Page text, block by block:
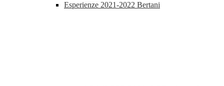
Esperienze 2021-2022 Bertani